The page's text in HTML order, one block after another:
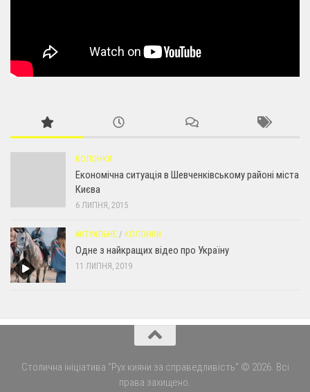
КОЛОНКИ
Економічна ситуація в Шевченківському районі міста
Києва
6 ЛИПНЯ, 2015
АКТУАЛЬНЕ / КОЛОНКИ
Одне з найкращих відео про Україну
11 ЛИПНЯ, 2019
Столична ініціатива "Рух кияни за справедливість" © 2026. Всі
права захищено.